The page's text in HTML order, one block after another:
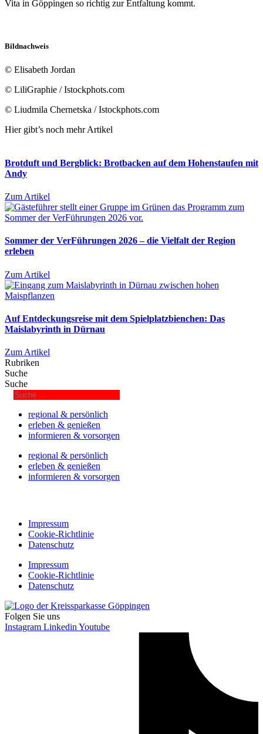
Vita in Göppingen so richtig zur Entfaltung kommt.
Bildnachweis
© Elisabeth Jordan
© LiliGraphie / Istockphots.com
© Liudmila Chernetska / Istockphots.com
Hier gibt’s noch mehr Artikel
Brotduft und Bergblick: Brotbacken auf dem Hohenstaufen mit
Andy
Zum Artikel
Sommer der VerFührungen 2026 – die Vielfalt der Region
erleben
Zum Artikel
Auf Entdeckungsreise mit dem Spielplatzbienchen: Das
Maislabyrinth in Dürnau
Zum Artikel
Rubriken
Suche
Suche
regional & persönlich
erleben & genießen
informieren & vorsorgen
regional & persönlich
erleben & genießen
informieren & vorsorgen
Impressum
Cookie-Richtlinie
Datenschutz
Impressum
Cookie-Richtlinie
Datenschutz
Folgen Sie uns
Instagram Linkedin Youtube